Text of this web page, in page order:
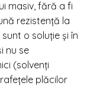
masiv, fără a fi
rezistență la
o soluție și în
nu se
(solvenți
plăcilor